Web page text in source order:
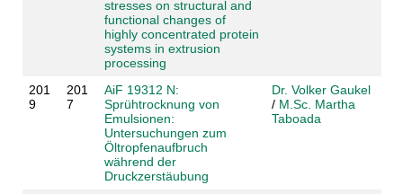
stresses on structural and
functional changes of
highly concentrated protein
systems in extrusion
processing
201
9
201
7
AiF 19312 N:
Sprühtrocknung von
Emulsionen:
Untersuchungen zum
Öltropfenaufbruch
während der
Druckzerstäubung
Dr. Volker Gaukel
/ M.Sc. Martha
Taboada